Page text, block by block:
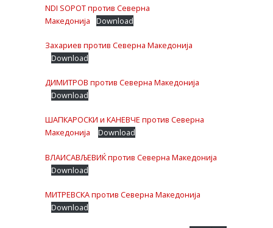
NDI SOPOT против Северна
Македонија
Download
Захариев против Северна Македонија
Download
ДИМИТРОВ против Северна Македонија
Download
ШАПКАРОСКИ и КАНЕВЧЕ против Северна
Македонија
Download
ВЛАИСАВЉЕВИЌ против Северна Македонија
Download
МИТРЕВСКА против Северна Македонија
Download